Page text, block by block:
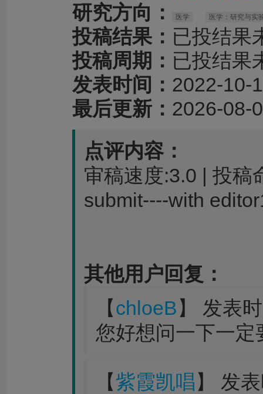
研究方向：
医学 医学：研究与实
投稿结果： 已投结果
投稿周期： 已投结果
发表时间： 2022-10-
最后更新： 2026-08-
点评内容：
审稿速度:3.0 | 投稿
submit----with
其他用户回复：
【chloeB 】 发表
您好想问一下一定
【紫霞凯唱 】 发